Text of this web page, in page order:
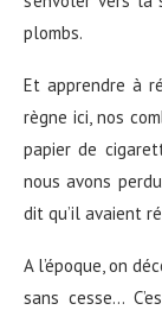
plombs.
Et apprendre à
règne ici, nos
papier de
nous avons
dit qu’il avaient
A l’époque, on
sans cesse…